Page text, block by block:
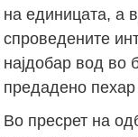
на единицата, а
спроведените
најдобар вод во
предадено
Во пресрет на